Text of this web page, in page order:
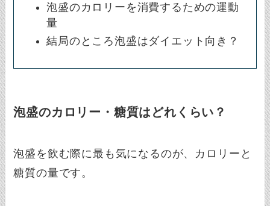
泡盛のカロリーを消費するための運動
量
結局のところ泡盛はダイエット向き？
泡盛のカロリー・糖質はどれくらい？
泡盛を飲む際に最も気になるのが、カロリーと
糖質の量です。